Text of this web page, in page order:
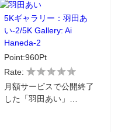
5Kギャラリー：羽田あ
い-2/5K Gallery: Ai
Haneda-2
Point:960Pt
Rate:
月額サービスで公開終了
した「羽田あい」…